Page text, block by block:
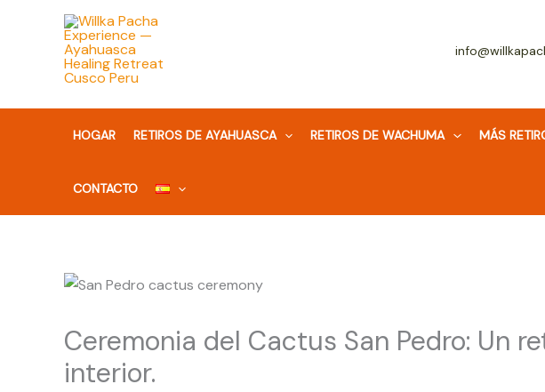
contenido
HOGAR RETIROS DE AYAHUASCA RETIROS DE WACHUMA MÁS
CONTACTO
Ceremonia del Cactus San Pedro: Un
interior.